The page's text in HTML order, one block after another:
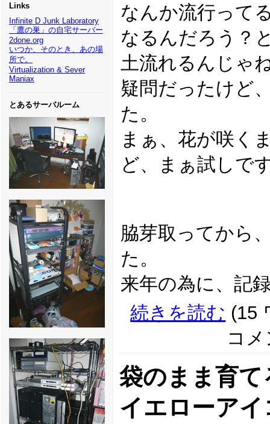
Links
Infinite D Junk Laboratory
「鷹の巣」の自宅サーバー
2done.org
いつか、そのとき、あの場
所で。
Virtualization & Sever
Maniax
とあるサーバルーム
なんか流行って
なるんだろう？
土流れるんじゃ
疑問だったけど
た。
まぁ、花が咲く
ど、まぁ試しで
脇芽取ってから
た。
来年の為に、記
続きを読む (15
コ
袋のまま育
イエローア